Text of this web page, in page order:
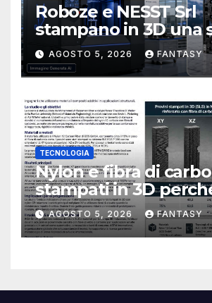
Roboze e NESST Srl
stampano in 3D una
CubeSat 3U in
AGOSTO 5, 2026 FANTASY
TECNOLOGIA
Nylon e fibra di
stampati in 3D
resistenza agli urti
dal processo
AGOSTO 5, 2026 FANTASY